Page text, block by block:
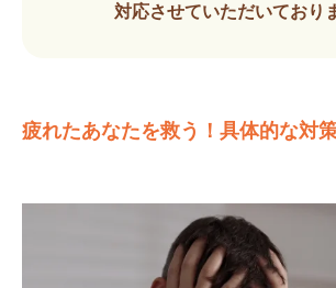
対応させていただいており
疲れたあなたを救う！具体的な対